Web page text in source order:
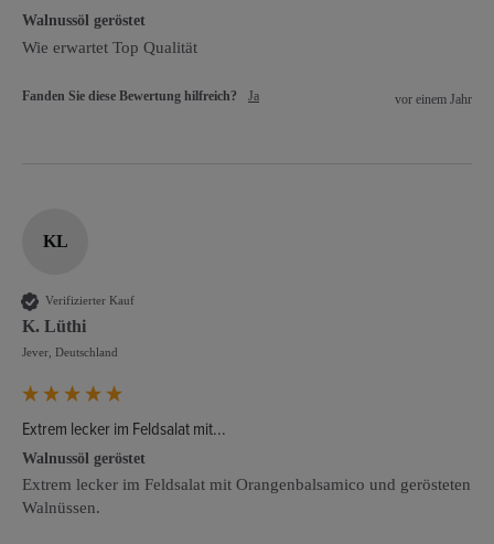
Walnussöl geröstet
Wie erwartet Top Qualität
Fanden Sie diese Bewertung hilfreich? Ja vor einem Jahr
KL
Verifizierter Kauf
K. Lüthi
Jever, Deutschland
Extrem lecker im Feldsalat mit...
Walnussöl geröstet
Extrem lecker im Feldsalat mit Orangenbalsamico und gerösteten
Walnüssen.